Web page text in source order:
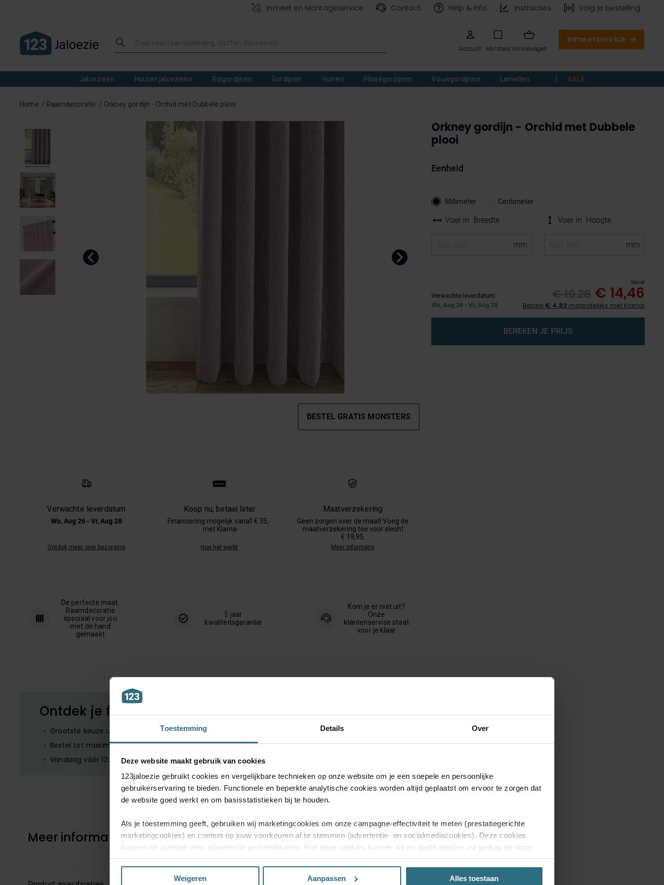
Toestemming Details Over
Deze website maakt gebruik van cookies
123jaloezie gebruikt cookies en vergelijkbare technieken op onze website om je een soepele en persoonlijke
gebruikerservaring te bieden. Functionele en beperkte analytische cookies worden altijd geplaatst om ervoor te zorgen dat
de website goed werkt en om basisstatistieken bij te houden.
Als je toestemming geeft, gebruiken wij marketingcookies om onze campagne-effectiviteit te meten (prestatiegerichte
marketingcookies) en content op jouw voorkeuren af te stemmen (advertentie- en socialmediacookies). Deze cookies
kunnen we inzetten voor advertentie personalisaties. Met deze cookies kunnen wij en derde partijen uw gedrag op onze
website en mogelijk ook daarbuiten volgen. Lees hier alles over onze cookie- en privacyverklaring.
Kies je voor ‘Alles accepteren’, dan ga je akkoord met het gebruik van alle cookies. Kies je 'Weigeren', dan plaatsen we
Weigeren Aanpassen Alles toestaan
Inmeet en Montageservice Contact Help & Info Instructies Volg je bestelling
Account Monsters
Inmeetservice
Winkelwagen
Jaloezieën Houten jaloezieën Rolgordijnen Gordijnen Horren Plisségordijnen Vouwgordijnen Lamellen SALE
Home Raamdecoratie Orkney gordijn - Orchid met Dubbele plooi
BESTEL GRATIS MONSTERS
Orkney gordijn - Orchid met Dubbele
plooi
Eenheid
Millimeter Centimeter
Voer in Breedte Voer in Hoogte
Vanaf
€ 19,28 € 14,46
Betaal € 4,82 maandelijks met Klarna
Verwachte leverdatum:
Wo, Aug 26 - Vr, Aug 28
BEREKEN JE PRIJS
Verwachte leverdatum
Wo, Aug 26 - Vr, Aug 28
Ontdek meer over bezorging
Koop nu, betaal later
Financiering mogelijk vanaf € 35,-
met Klarna
Hoe het werkt
Maatverzekering
Geen zorgen over de maat! Voeg de
maatverzekering toe voor slecht
€ 19,95.
Meer informatie
De perfecte maat.
Raamdecoratie
speciaal voor jou
met de hand
gemaakt
5 jaar
kwaliteitsgarantie
Kom je er niet uit?
Onze
klantenservice staat
voor je klaar
Ontdek je favoriete product!
Grootste keuze uit diverse materialen en kleuren.
Bestel tot maximaal 6 GRATIS monsters
Vandaag vóór 12:00 besteld is morgen in huis
BESTEL GRATIS MONSTERS
Meer informatie